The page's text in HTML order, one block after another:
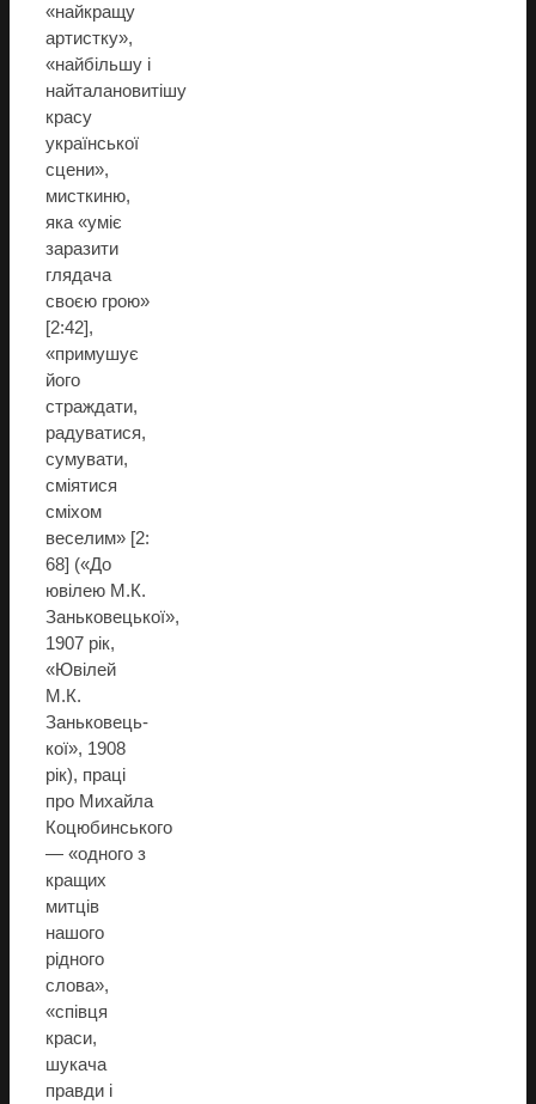
«найкращу
артистку»,
«найбільшу і
найталановитішу
красу
української
сцени»,
мисткиню,
яка «уміє
заразити
глядача
своєю грою»
[2:42],
«примушує
його
страждати,
радуватися,
сумувати,
сміятися
сміхом
веселим» [2:
68] («До
ювілею М.К.
Заньковецької»,
1907 рік,
«Ювілей
М.К.
Заньковець-
кої», 1908
рік), праці
про Михайла
Коцюбинського
— «одного з
кращих
митців
нашого
рідного
слова»,
«співця
краси,
шукача
правди і